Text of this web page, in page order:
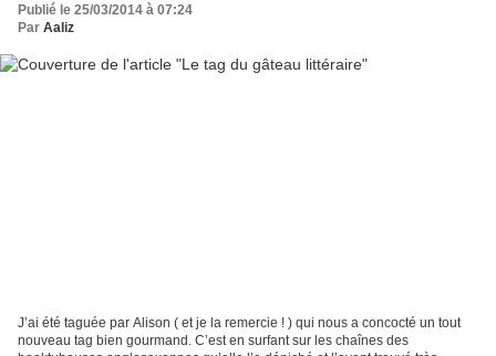
Publié le 25/03/2014 à 07:24
Par Aaliz
J’ai été taguée par Alison ( et je la remercie ! ) qui nous a concocté un tout
nouveau tag bien gourmand. C’est en surfant sur les chaînes des